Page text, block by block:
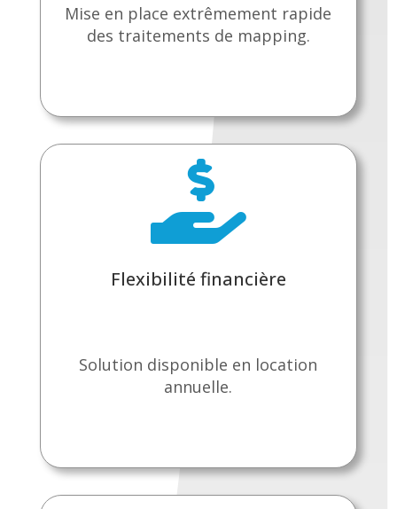
Mise en place extrêmement rapide
des traitements de mapping.

Flexibilité financière
Solution disponible en location
annuelle.